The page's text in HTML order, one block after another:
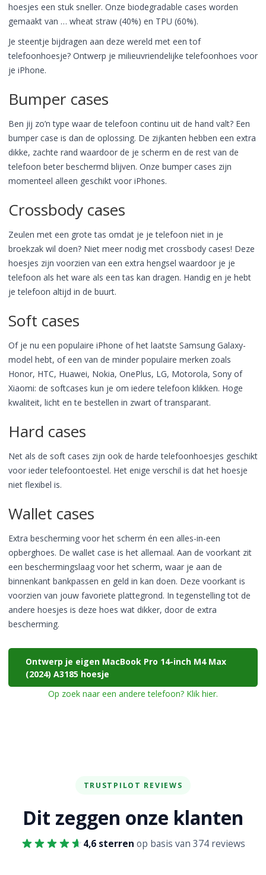
hoesjes een stuk sneller. Onze biodegradable cases worden
gemaakt van … wheat straw (40%) en TPU (60%).
Je steentje bijdragen aan deze wereld met een tof
telefoonhoesje? Ontwerp je milieuvriendelijke telefoonhoes voor
je iPhone.
Bumper cases
Ben jij zo’n type waar de telefoon continu uit de hand valt? Een
bumper case is dan de oplossing. De zijkanten hebben een extra
dikke, zachte rand waardoor de je scherm en de rest van de
telefoon beter beschermd blijven. Onze bumper cases zijn
momenteel alleen geschikt voor iPhones.
Crossbody cases
Zeulen met een grote tas omdat je je telefoon niet in je
broekzak wil doen? Niet meer nodig met crossbody cases! Deze
hoesjes zijn voorzien van een extra hengsel waardoor je je
telefoon als het ware als een tas kan dragen. Handig en je hebt
je telefoon altijd in de buurt.
Soft cases
Of je nu een populaire iPhone of het laatste Samsung Galaxy-
model hebt, of een van de minder populaire merken zoals
Honor, HTC, Huawei, Nokia, OnePlus, LG, Motorola, Sony of
Xiaomi: de softcases kun je om iedere telefoon klikken. Hoge
kwaliteit, licht en te bestellen in zwart of transparant.
Hard cases
Net als de soft cases zijn ook de harde telefoonhoesjes geschikt
voor ieder telefoontoestel. Het enige verschil is dat het hoesje
niet flexibel is.
Wallet cases
Extra bescherming voor het scherm én een alles-in-een
opberghoes. De wallet case is het allemaal. Aan de voorkant zit
een beschermingslaag voor het scherm, waar je aan de
binnenkant bankpassen en geld in kan doen. Deze voorkant is
voorzien van jouw favoriete plattegrond. In tegenstelling tot de
andere hoesjes is deze hoes wat dikker, door de extra
bescherming.
Ontwerp je eigen MacBook Pro 14-inch M4 Max
(2024) A3185 hoesje
Op zoek naar een andere telefoon? Klik hier.
TRUSTPILOT REVIEWS
Dit zeggen onze klanten
4,6 sterren op basis van 374 reviews